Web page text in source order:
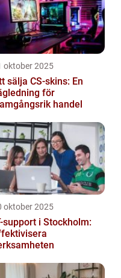
oktober 2025
sälja CS-skins: En
för
handel
oktober 2025
support i Stockholm: